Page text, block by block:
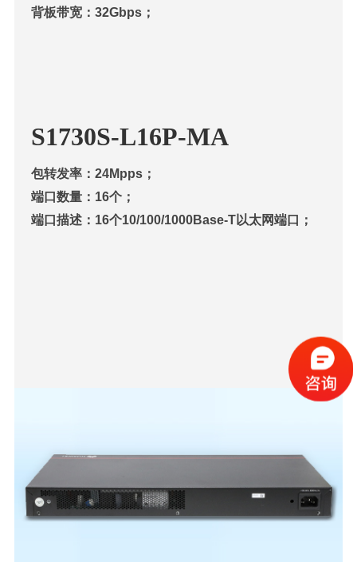
背板带宽：32Gbps；
S1730S-L16P-MA
包转发率：24Mpps；
端口数量：16个；
端口描述：16个10/100/1000Base-T以太网端口；